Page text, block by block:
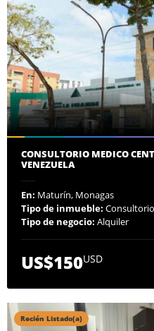
CONSULTORIO MEDICO
VENEZUELA
En: Maturín, Monagas
Tipo de inmueble: Consultorio
Tipo de negocio: Alquiler
US$150USD
Recién Listado(a)